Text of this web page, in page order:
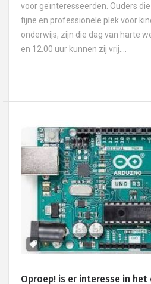
voor geïnteresseerden. Ouders
fijne en professionele plek voor
onderwijs, zijn die dag van harte
en 12.00 uur kunnen zij vrij....
Oproep! is er interesse in het